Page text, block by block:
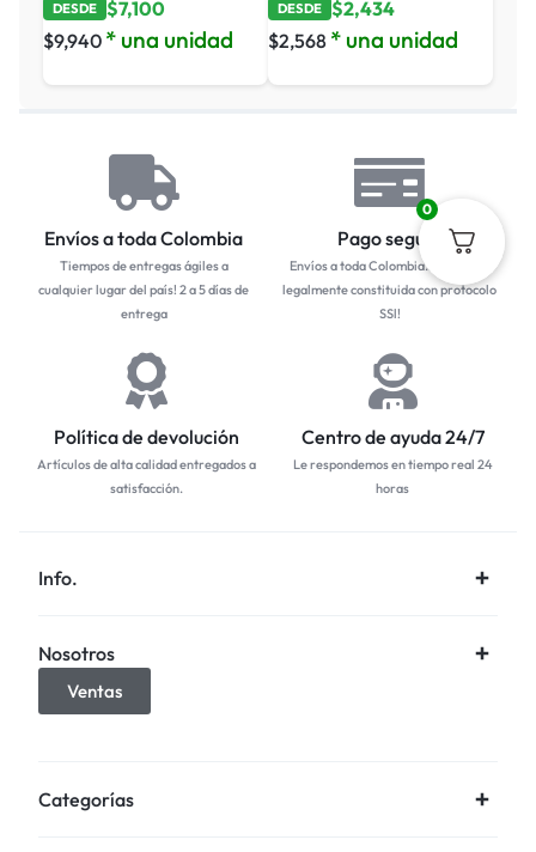
DESDE $7,100
$9,940 * una unidad
DESDE $2,434
$2,568 * una unidad
Envíos a toda Colombia
Tiempos de entregas ágiles a
cualquier lugar del país! 2 a 5 días de
entrega
Pago seguro
Envíos a toda Colombia... Empresa
legalmente constituida con protocolo
SSl!
Política de devolución
Artículos de alta calidad entregados a
satisfacción.
Centro de ayuda 24/7
Le respondemos en tiempo real 24
horas
Info.
Nosotros
Ventas
Categorías
0